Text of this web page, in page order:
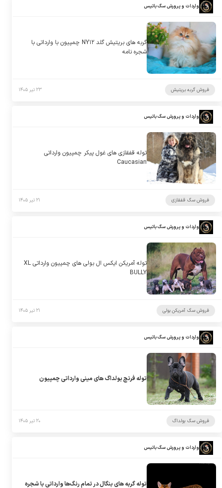
واردات و پرورش سگ باتیس
گربه های بریتیش گلد NY۱۲ چمپیون با وارداتی با
شجره نامه
فروش گربه بریتیش ۲۳ تیر ۱۴۰۵
واردات و پرورش سگ باتیس
توله قفقازی های غول پیکر چمپیون وارداتی
Caucasian
فروش سگ قفقازی ۲۱ تیر ۱۴۰۵
واردات و پرورش سگ باتیس
توله آمریکن ایکس ال بولی های چمپیون وارداتی XL
BULLY
فروش سگ آمریکن بولی ۲۱ تیر ۱۴۰۵
واردات و پرورش سگ باتیس
توله فرنچ بولداگ های مینی وارداتی چمپیون
فروش سگ بولداگ ۲۰ تیر ۱۴۰۵
واردات و پرورش سگ باتیس
توله گربه های بنگال در تمام رنگ‌ها وارداتی با شجره